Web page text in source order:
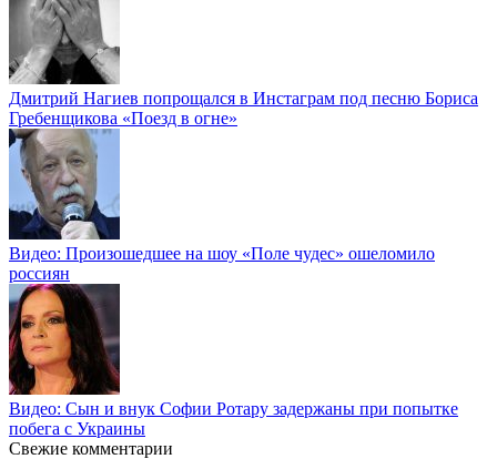
Дмитрий Нагиев попрощался в Инстаграм под песню Бориса
Гребенщикова «Поезд в огне»
Видео: Произошедшее на шоу «Поле чудес» ошеломило
россиян
Видео: Сын и внук Софии Ротару задержаны при попытке
побега с Украины
Свежие комментарии